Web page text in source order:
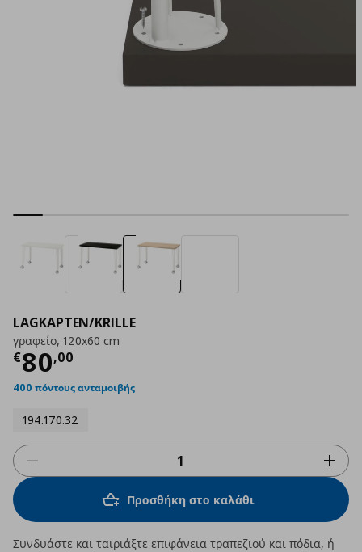
LAGKAPTEN/KRILLE
γραφείο, 120x60 cm
€80,00
Τρέχουσα τιμή
400 πόντους ανταμοιβής
194.170.32
Προσθήκη στο καλάθι
Συνδυάστε και ταιριάξτε επιφάνεια τραπεζιού και πόδια, ή